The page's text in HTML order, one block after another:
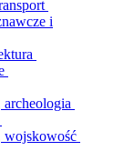
i
wojskowość